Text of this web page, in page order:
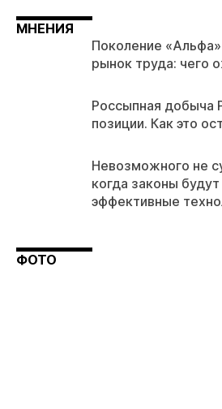
МНЕНИЯ
Поколение
рынок труда: чего
Россыпная добыча
позиции. Как это
Невозможного не
когда законы
эффективные
ФОТО